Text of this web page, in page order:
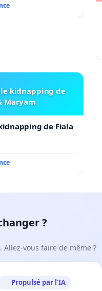
kidnapping de
Maryam
de Fiala
?
vous faire de même ?
Propulsé par l’IA